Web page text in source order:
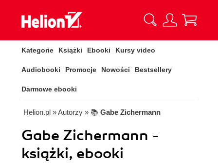
Kategorie Książki Ebooki Kursy video
Audiobooki Promocje Nowości Bestsellery
Darmowe ebooki
Helion.pl » Autorzy » 📚 Gabe Zichermann
Gabe Zichermann -
książki, ebooki